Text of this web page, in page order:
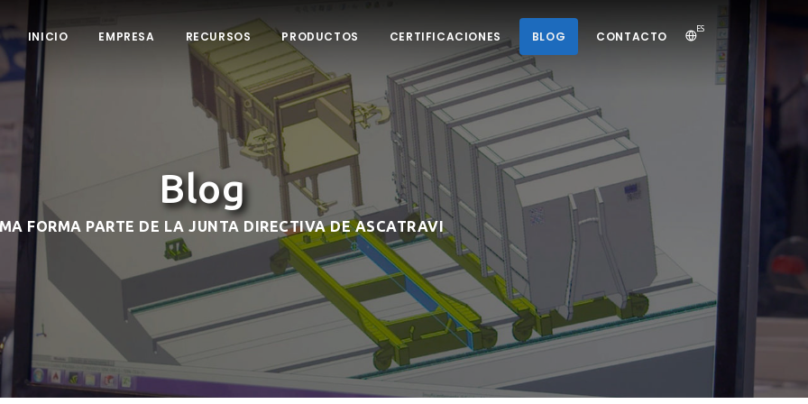
ES
INICIO EMPRESA RECURSOS PRODUCTOS CERTIFICACIONES BLOG CONTACTO
Blog
FORMA PARTE DE LA JUNTA DIRECTIVA DE ASCATRAVI